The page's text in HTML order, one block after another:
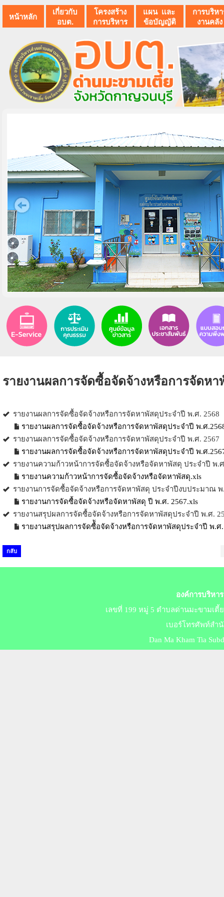
หน้าหลัก
เกี่ยวกับ
อบต.
โครงสร้าง
การบริหาร
แผน เเละ
ข้อบัญญัติ
การบริห
งานคลัง
รายงานผลการจัดซื้อจัดจ้างหรือการจัดห
รายงานผลการจัดซื้อจัดจ้างหรือการจัดหาพัสดุประจำปี พ.ศ. 2568
รายงานผลการจัดซื้อจัดจ้างหรือการจัดหาพัสดุประจำปี พ.ศ
รายงานผลการจัดซื้อจัดจ้างหรือการจัดหาพัสดุประจำปี พ.ศ. 2567
รายงานผลการจัดซื้อจัดจ้างหรือการจัดหาพัสดุประจำปี พ.ศ
รายงานความก้าวหน้าการจัดซื้อจัดจ้างหรือจัดหาพัสดุ ประจำปี พ.
รายงานความก้าวหน้าการจัดซื้อจัดจ้างหรือจัดหาพัสดุ.xls
รายงานการจัดซื้อจัดจ้างหรือการจัดหาพัสดุ ประจำปีงบประมาณ พ
รายงานการจัดซื้อจัดจ้างหรือจัดหาพัสดุ ปี พ.ศ. 2567.xls
รายงานสรุปผลการจัดซื้อจัดจ้างหรือการจัดหาพัสดุประจำปี พ.ศ.
รายงานสรุปผลการจัดซื้ัอจัดจ้างหรือการจัดหาพัสดุประจำปี พ.ศ.
กลับ
องค์การบริหา
เลขที่ 199 หมู่ 5 ตำบลด่านมะขามเตี้
เบอร์​โทร​ศัพท์สำ
Dan Ma Kham Tia